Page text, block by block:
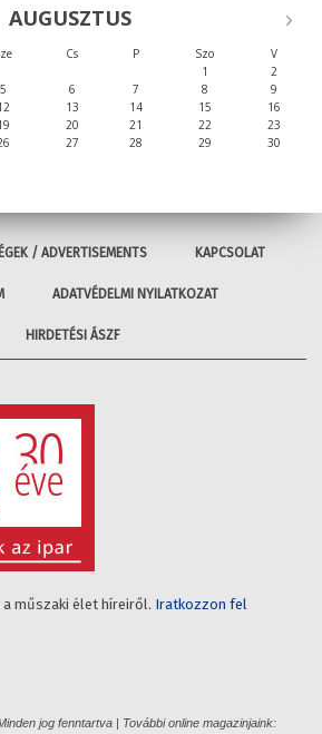
AUGUSZTUS
Cs P Szo
V
1
2
5 6 7 8
9
13 14 15
16
20 21 22
23
27 28 29
30
/ ADVERTISEMENTS KAPCSOLAT
ADATVÉDELMI NYILATKOZAT
HIRDETÉSI ÁSZF
műszaki élet híreiről. Iratkozzon fel
jog fenntartva | További online magazinjaink: